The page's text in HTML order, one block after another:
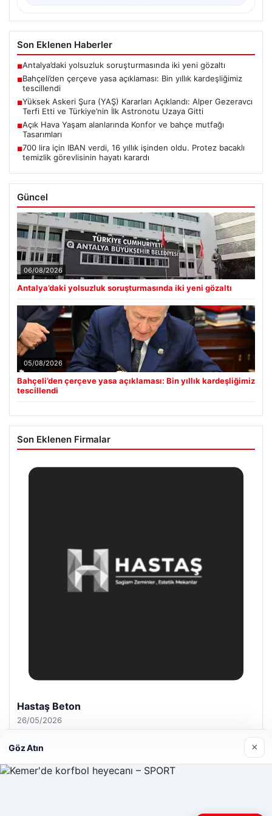
Son Eklenen Haberler
■Antalya’daki yolsuzluk soruşturmasında iki yeni gözaltı
■Bahçeli’den çerçeve yasa açıklaması: Bin yıllık kardeşliğimiz
tescillendi
■Yüksek Askeri Şura (YAŞ) Kararları Açıklandı: Alper Gezeravcı
Terfi Etti ve Türkiye’nin İlk Astronotu Uzaya Gitti
■Açık Hava Yaşam alanlarında Konfor ve bahçe mutfağı
Tasarımları
■700 lira için IBAN verdi, 16 yıllık işinden oldu. Protez bacaklı
temizlik görevlisinin hayatı karardı
Güncel
06/08/2026
Antalya’daki yolsuzluk soruşturmasında iki yeni gözaltı
05/08/2026
Bahçeli’den çerçeve yasa açıklaması: Bin yıllık kardeşliğimiz
tescillendi
Son Eklenen Firmalar
Hastaş Beton
26/05/2026
Göz Atın ×